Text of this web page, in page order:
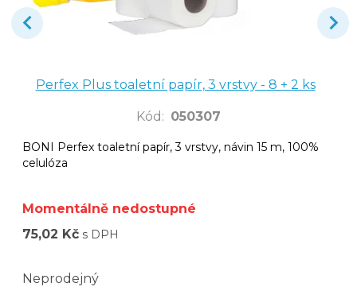
Perfex Plus toaletní papír, 3 vrstvy - 8 + 2 ks
Kód : 050307
BONI Perfex toaletní papír, 3 vrstvy, návin 15 m, 100%
celulóza
Momentálně nedostupné
75,02 Kč s DPH
Neprodejný